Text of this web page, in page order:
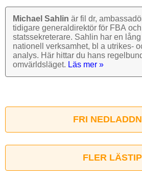
Michael Sahlin är fil dr,
tidigare general­direktör för FBA
stats­sekre­terare. Sahlin har en
nationell verk­samhet, bl a utrikes-
analys. Här hittar du hans
omvärlds­läget. Läs mer »
FRI
FLER